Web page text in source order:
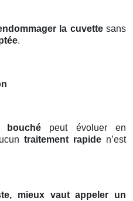
la cuvettesans
.
bouché peut évoluer en
traitement rapide n’est
mieux vaut appeler un